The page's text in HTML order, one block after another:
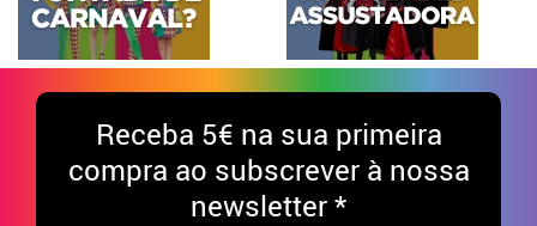
Receba 5€ na sua primeira
compra ao subscrever à nossa
newsletter *